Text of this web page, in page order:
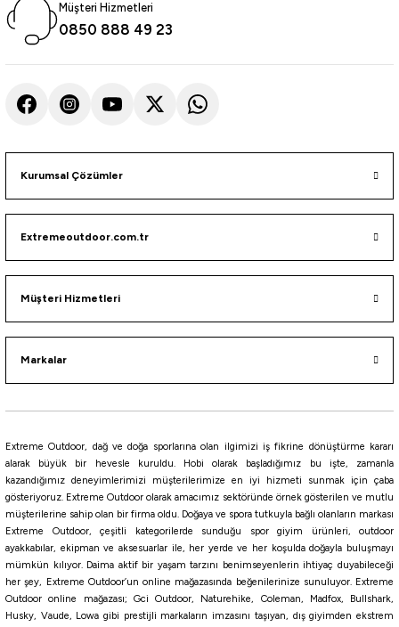
Trabucco
Trabucco Seres Surf PW 8000 Surf Olta Makinesi
Havale ile 8.873,62 ₺
Trabucco Xhiron XSD Surf 6500 Olta Makinesi
7.405,20 ₺
9.177,02
10.796,50 ₺
Havale ile 8.718,17 ₺
Shimano
Shimano Twin Power XD FB C5000XG Olta Makinesi
Müşteri Hizmetleri
0850 888 49 23
Kurumsal Çözümler
Extremeoutdoor.com.tr
Müşteri Hizmetleri
Markalar
Extreme Outdoor, dağ ve doğa sporlarına olan ilgimizi iş fikrine dönüştürme kararı
alarak büyük bir hevesle kuruldu. Hobi olarak başladığımız bu işte, zamanla
kazandığımız deneyimlerimizi müşterilerimize en iyi hizmeti sunmak için çaba
gösteriyoruz. Extreme Outdoor olarak amacımız sektöründe örnek gösterilen ve mutlu
müşterilerine sahip olan bir firma oldu. Doğaya ve spora tutkuyla bağlı olanların markası
Extreme Outdoor, çeşitli kategorilerde sunduğu spor giyim ürünleri, outdoor
ayakkabılar, ekipman ve aksesuarlar ile, her yerde ve her koşulda doğayla buluşmayı
mümkün kılıyor. Daima aktif bir yaşam tarzını benimseyenlerin ihtiyaç duyabileceği
her şey, Extreme Outdoor’un online mağazasında beğenilerinize sunuluyor. Extreme
Outdoor online mağazası; Gci Outdoor, Naturehike, Coleman, Madfox, Bullshark,
Husky, Vaude, Lowa gibi prestijli markaların imzasını taşıyan, dış giyimden ekstrem